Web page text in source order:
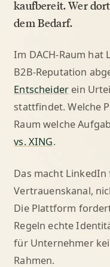
kaufbereit. Wer
dem Bedarf.
Im DACH-Raum
B2B-Reputation
Entscheider ein
stattfindet. Welche
Raum welche
vs. XING.
Das macht
Vertrauenskanal,
Die Plattform
Regeln echte
für Unternehmer
Rahmen.